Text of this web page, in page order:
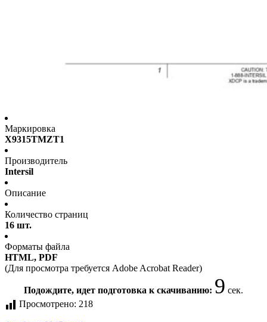
Маркировка
X9315TMZT1
Производитель
Intersil
Описание
Количество страниц
16 шт.
Форматы файла
HTML, PDF
(Для просмотра требуется Adobe Acrobat Reader)
Подождите, идет подготовка к скачиванию: 9 сек.
Просмотрено: 218